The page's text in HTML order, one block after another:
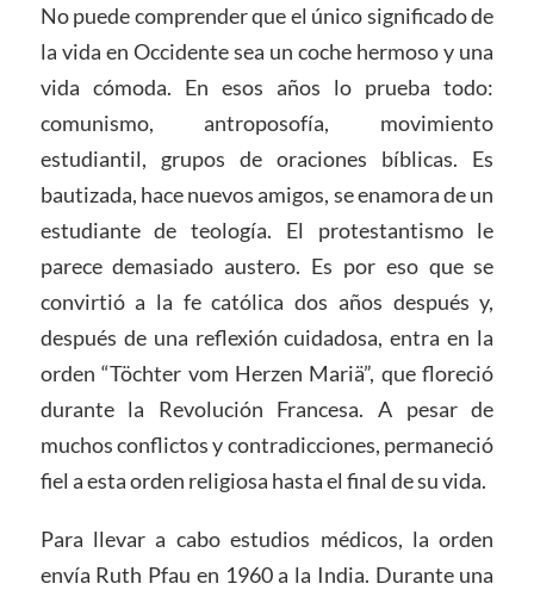
No puede comprender que el único significado de
la vida en Occidente sea un coche hermoso y una
vida cómoda. En esos años lo prueba todo:
comunismo, antroposofía, movimiento
estudiantil, grupos de oraciones bíblicas. Es
bautizada, hace nuevos amigos, se enamora de un
estudiante de teología. El protestantismo le
parece demasiado austero. Es por eso que se
convirtió a la fe católica dos años después y,
después de una reflexión cuidadosa, entra en la
orden “Töchter vom Herzen Mariä”, que floreció
durante la Revolución Francesa. A pesar de
muchos conflictos y contradicciones, permaneció
fiel a esta orden religiosa hasta el final de su vida.
Para llevar a cabo estudios médicos, la orden
envía Ruth Pfau en 1960 a la India. Durante una